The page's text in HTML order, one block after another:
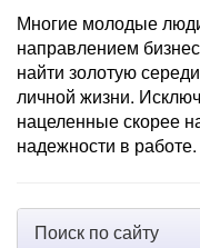
Многие молодые
направлением
найти золотую
личной жизни.
нацеленные скорее
надежности в работе.
Поиск по сайту